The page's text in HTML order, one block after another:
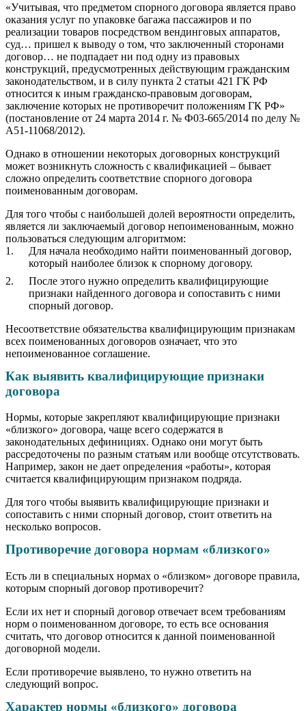
«Учитывая, что предметом спорного договора является право
оказания услуг по упаковке багажа пассажиров и по
реализации товаров посредством вендинговых аппаратов,
суд… пришел к выводу о том, что заключенный сторонами
договор… не подпадает ни под одну из правовых
конструкций, предусмотренных действующим гражданским
законодательством, и в силу пункта 2 статьи 421 ГК РФ
относится к иным гражданско-правовым договорам,
заключение которых не противоречит положениям ГК РФ»
(постановление от 24 марта 2014 г. № Ф03-665/2014 по делу №
А51-11068/2012).
Однако в отношении некоторых договорных конструкций
может возникнуть сложность с квалификацией – бывает
сложно определить соответствие спорного договора
поименованным договорам.
Для того чтобы с наибольшей долей вероятности определить,
является ли заключаемый договор непоименованным, можно
пользоваться следующим алгоритмом:
Для начала необходимо найти поименованный договор,
который наиболее близок к спорному договору.
После этого нужно определить квалифицирующие
признаки найденного договора и сопоставить с ними
спорный договор.
Несоответствие обязательства квалифицирующим признакам
всех поименованных договоров означает, что это
непоименованное соглашение.
Как выявить квалифицирующие признаки
договора
Нормы, которые закрепляют квалифицирующие признаки
«близкого» договора, чаще всего содержатся в
законодательных дефинициях. Однако они могут быть
рассредоточены по разным статьям или вообще отсутствовать.
Например, закон не дает определения «работы», которая
считается квалифицирующим признаком подряда.
Для того чтобы выявить квалифицирующие признаки и
сопоставить с ними спорный договор, стоит ответить на
несколько вопросов.
Противоречие договора нормам «близкого»
Есть ли в специальных нормах о «близком» договоре правила,
которым спорный договор противоречит?
Если их нет и спорный договор отвечает всем требованиям
норм о поименованном договоре, то есть все основания
считать, что договор относится к данной поименованной
договорной модели.
Если противоречие выявлено, то нужно ответить на
следующий вопрос.
Характер нормы «близкого» договора